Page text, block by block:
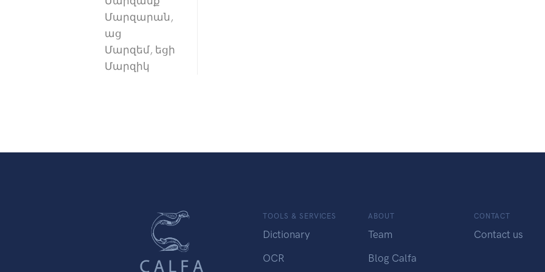
Մարզարան,
աց
Մարզեմ, եցի
Մարզիկ
TOOLS & SERVICES
Dictionary
OCR
ABOUT
Team
Blog Calfa
CONTACT
Contact us